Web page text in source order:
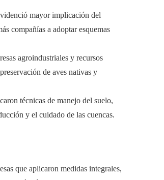
mayor implicación del
compañías a adoptar esquemas
agroindustriales y recursos
de aves nativas y
técnicas de manejo del suelo,
y el cuidado de las cuencas.
que aplicaron medidas integrales,